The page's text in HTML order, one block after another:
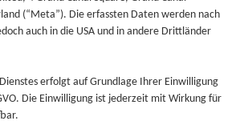
(“Meta”). Die erfassten Daten werden nach
auch in die USA und in andere Drittländer
erfolgt auf Grundlage Ihrer Einwilligung
Die Einwilligung ist jederzeit mit Wirkung für